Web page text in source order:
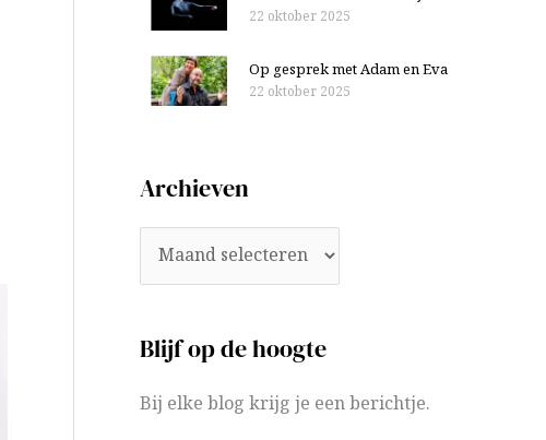
22 oktober 2025
Op gesprek met Adam en Eva
22 oktober 2025
Archieven
Blijf op de hoogte
Bij elke blog krijg je een berichtje.